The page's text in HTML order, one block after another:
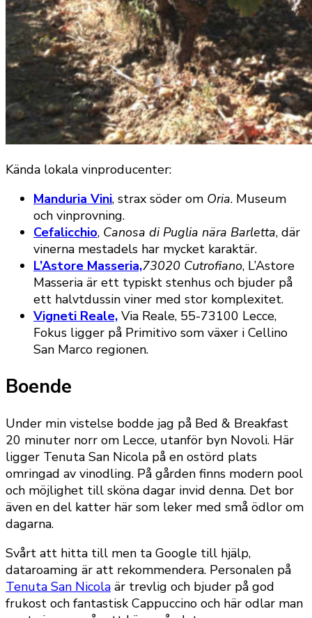
Kända lokala vinproducenter:
Manduria Vini, strax söder om Oria. Museum
och vinprovning.
Cefalicchio, Canosa di Puglia nära Barletta, där
vinerna mestadels har mycket karaktär.
L’Astore Masseria,73020 Cutrofiano, L’Astore
Masseria är ett typiskt stenhus och bjuder på
ett halvtdussin viner med stor komplexitet.
Vigneti Reale, Via Reale, 55-73100 Lecce,
Fokus ligger på Primitivo som växer i Cellino
San Marco regionen.
Boende
Under min vistelse bodde jag på Bed & Breakfast
20 minuter norr om Lecce, utanför byn Novoli. Här
ligger Tenuta San Nicola på en ostörd plats
omringad av vinodling. På gården finns modern pool
och möjlighet till sköna dagar invid denna. Det bor
även en del katter här som leker med små ödlor om
dagarna.
Svårt att hitta till men ta Google till hjälp,
dataroaming är att rekommendera. Personalen på
Tenuta San Nicola är trevlig och bjuder på god
frukost och fantastisk Cappuccino och här odlar man